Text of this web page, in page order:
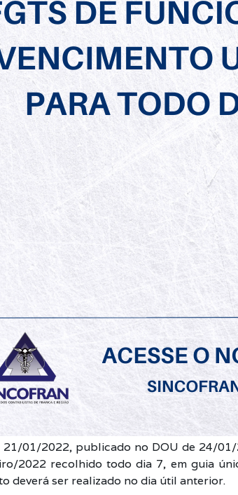
21/01/2022, publicado no DOU de 24/
2022 recolhido todo dia 7, em guia
deverá ser realizado no dia útil anterior.